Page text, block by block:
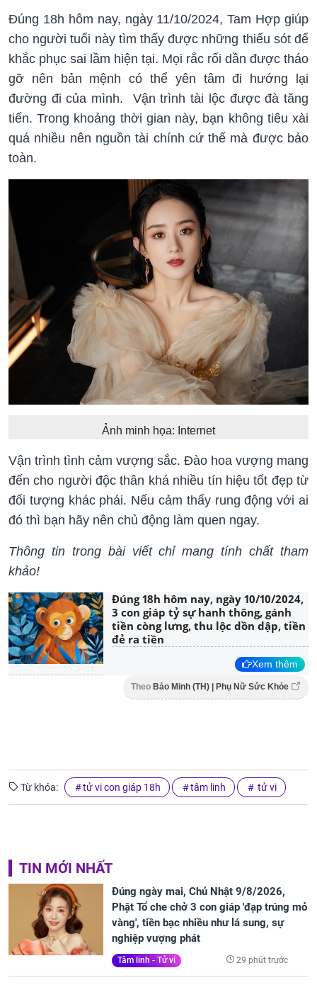
Đúng 18h hôm nay, ngày 11/10/2024, Tam Hợp giúp
cho người tuổi này tìm thấy được những thiếu sót để
khắc phục sai lầm hiện tại. Mọi rắc rối dần được tháo
gỡ nên bản mệnh có thể yên tâm đi hướng lại
đường đi của mình. Vận trình tài lộc được đà tăng
tiến. Trong khoảng thời gian này, bạn không tiêu xài
quá nhiều nên nguồn tài chính cứ thế mà được bảo
toàn.
Ảnh minh họa: Internet
Vận trình tình cảm vượng sắc. Đào hoa vượng mang
đến cho người độc thân khá nhiều tín hiệu tốt đẹp từ
đối tượng khác phái. Nếu cảm thấy rung động với ai
đó thì bạn hãy nên chủ động làm quen ngay.
Thông tin trong bài viết chỉ mang tính chất tham
khảo!
Đúng 18h hôm nay, ngày 10/10/2024,
3 con giáp tỷ sự hanh thông, gánh
tiền còng lưng, thu lộc dồn dập, tiền
đẻ ra tiền
Xem thêm
Theo Bảo Minh (TH) | Phụ Nữ Sức Khỏe
Từ khóa: tử vi con giáp 18h tâm linh tử vi
TIN MỚI NHẤT
Đúng ngày mai, Chủ Nhật 9/8/2026,
Phật Tổ che chở 3 con giáp 'đạp trúng mỏ
vàng', tiền bạc nhiều như lá sung, sự
nghiệp vượng phát
Tâm linh - Tử vi 29 phút trước